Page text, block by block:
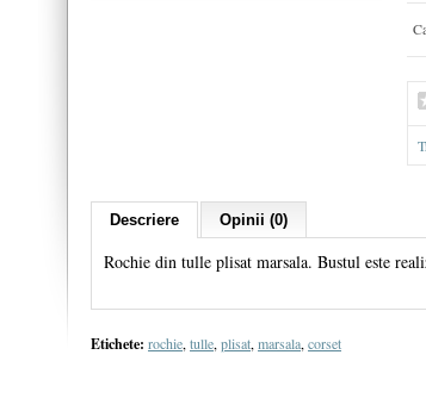
Descriere Opinii (0)
Rochie din tulle plisat marsala. Bustul este
Etichete: rochie,tulle,plisat,marsala,corset